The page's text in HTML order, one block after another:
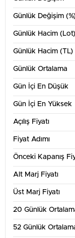
Günlük Değişim
Günlük Hacim (Lot)
Günlük Hacim (TL)
Günlük Ortalama
Gün İçi En Düşük
Gün İçi En Yüksek
Açılış Fiyatı
Fiyat Adımı
Önceki Kapanış
Alt Marj Fiyatı
Üst Marj Fiyatı
20 Günlük
52 Günlük